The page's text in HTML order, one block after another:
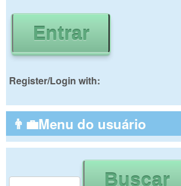
Register/Login with:
👨‍💼Menu do usuário
Formulário de busca